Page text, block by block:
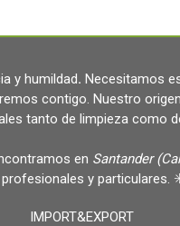
y humildad.Necesitamos
contigo. Nuestro
tanto de limpieza como
en Santander
y particulares.
IMPORT&EXPORT